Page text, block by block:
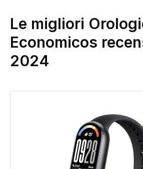
Le migliori
Economicos
2024